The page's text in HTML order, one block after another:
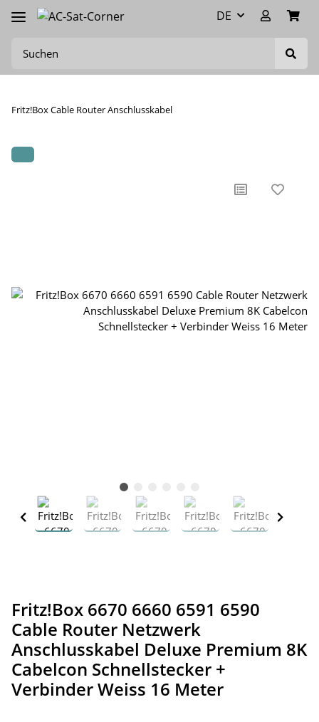
DE
Fritz!Box Cable Router Anschlusskabel
Fritz!Box 6670 6660 6591 6590
Cable Router Netzwerk
Anschlusskabel Deluxe Premium 8K
Cabelcon Schnellstecker +
Verbinder Weiss 16 Meter